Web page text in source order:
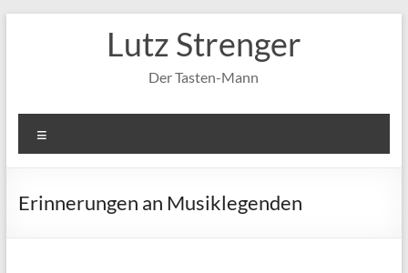
Lutz Strenger
Der Tasten-Mann
Erinnerungen an Musiklegenden